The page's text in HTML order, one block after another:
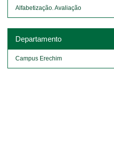
Alfabetização. Avaliação
Departamento
Campus Erechim